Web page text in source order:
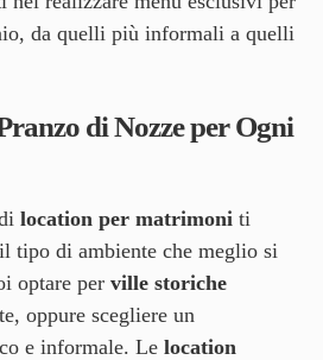
da quelli più informali a quelli
di Nozze per Ogni
location per matrimoniti
tipo di ambiente che meglio si
optare per ville storiche
oppure scegliere un
e informale. Le location